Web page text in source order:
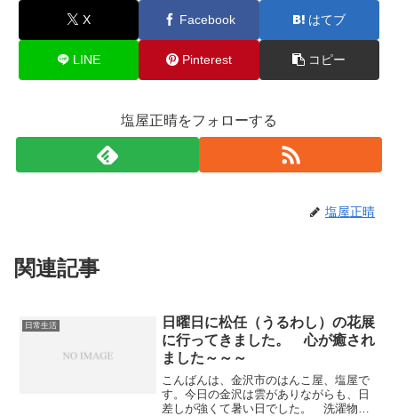
X Facebook はてブ
LINE Pinterest コピー
塩屋正晴をフォローする
塩屋正晴
関連記事
日常生活
日曜日に松任（うるわし）の花展
に行ってきました。 心が癒され
ました～～～
こんばんは、金沢市のはんこ屋、塩屋で
す。今日の金沢は雲がありながらも、日
差しが強くて暑い日でした。 洗濯物が